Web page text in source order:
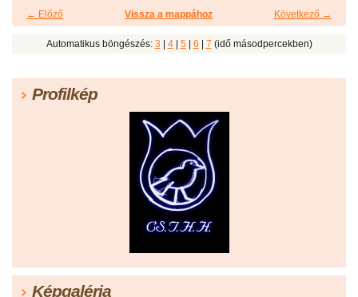
← Előző Következő →
Vissza a mappához
Automatikus böngészés: 3 4| 5| 6 7 (idő másodpercekben)
Profilkép
Képgaléria